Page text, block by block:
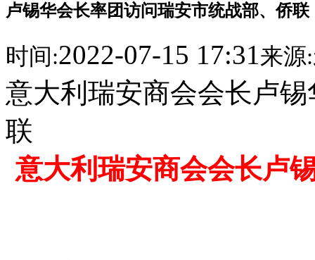
卢锡华会长率团访问瑞安市统战部、侨联
时间:2022-07-15 17:31来源:
意大利瑞安商会会长卢
联
意大利瑞安商会会长卢